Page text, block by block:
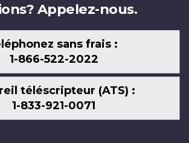
Appelez-nous.
sans frais :
1-866-522-2022
téléscripteur (ATS) :
1-833-921-0071